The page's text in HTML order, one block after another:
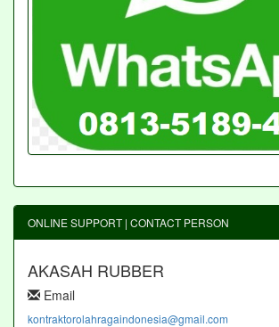
ONLINE SUPPORT | CONTACT PERSON
AKASAH RUBBER
Email
kontraktorolahragaindonesia@gmail.com